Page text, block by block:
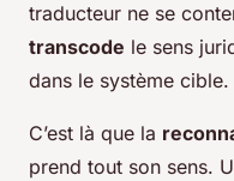
traducteur ne se
transcode le sens
dans le système cible.
C’est là que la
prend tout son sens.